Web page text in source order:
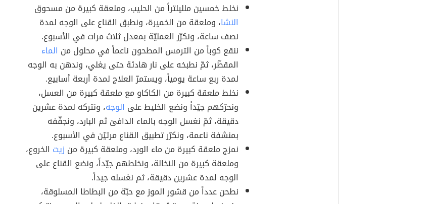
نخلط خمسين ملليلتراً من الحليب، وملعقة كبيرة من مسحوق
النشا، وملعقة من الخميرة، ونطبق القناع على الوجه لمدة
نصف ساعة، ونكرّر العمليّة بمعدل ثلاث مرات في الأسبوع.
ننقع كوباً من الترمس المطحون ناعماً في محلول من الماء
المقطّر، ثمّ نطبخه على نار هادئة حتى يغلي، وندهن به الوجه
لمدة ربع ساعة يومياً، ويستمرّ العلاج لمدة أربعة أسابيع.
نخلط ملعقة كبيرة من الكاكاو مع ملعقة كبيرة من العسل،
ونحرّكهم جيّداً ونضع الخليط على الوجه، ونتركه لمدة عشرين
دقيقة، ثمّ نغسل الوجه بالماء الدافئ ثم البارد، ونجفّفه
بمنشفة ناعمة، ونكرّر تطبيق القناع مرتيْن في الأسبوع.
نمزج ملعقة كبيرة من ماء الورد، وملعقة كبيرة من زيت الخروع،
وملعقة كبيرة من النخالة، ونخلطهم جيّداً، ونضع القناع على
الوجه لمدة عشرين دقيقة، ثم نغسله جيداً.
نطحن عدداً من قشور الموز مع حبّة من البطاطا المسلوقة،